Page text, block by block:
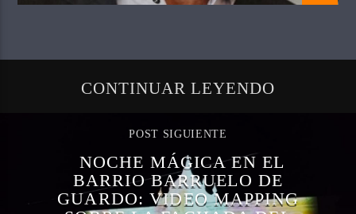
CONTINUAR LEYENDO
POST SIGUIENTE
NOCHE MÁGICA EN EL
BARRIO BARRUELO DE
GUARDO: VIDEO MAPPING